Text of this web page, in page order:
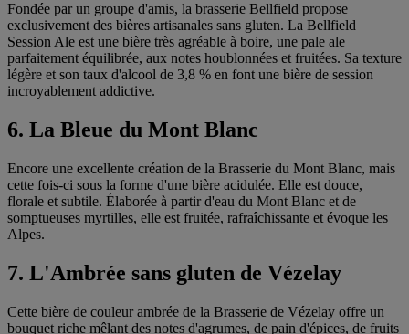
Fondée par un groupe d'amis, la brasserie Bellfield propose
exclusivement des bières artisanales sans gluten. La Bellfield
Session Ale est une bière très agréable à boire, une pale ale
parfaitement équilibrée, aux notes houblonnées et fruitées. Sa texture
légère et son taux d'alcool de 3,8 % en font une bière de session
incroyablement addictive.
6. La Bleue du Mont Blanc
Encore une excellente création de la Brasserie du Mont Blanc, mais
cette fois-ci sous la forme d'une bière acidulée. Elle est douce,
florale et subtile. Élaborée à partir d'eau du Mont Blanc et de
somptueuses myrtilles, elle est fruitée, rafraîchissante et évoque les
Alpes.
7. L'Ambrée sans gluten de Vézelay
Cette bière de couleur ambrée de la Brasserie de Vézelay offre un
bouquet riche mêlant des notes d'agrumes, de pain d'épices, de fruits